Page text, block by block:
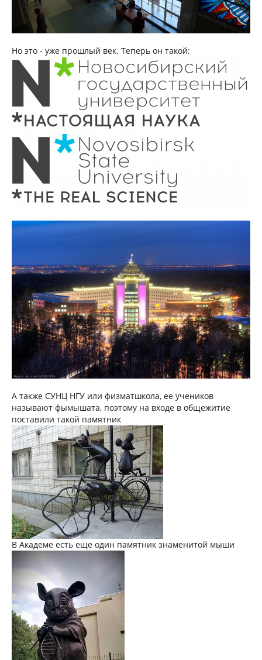
Но это - уже прошлый век. Теперь он такой:
А также СУНЦ НГУ или физматшкола, ее учеников
называют фымышата, поэтому на входе в общежитие
поставили такой памятник
В Академе есть еще один памятник знаменитой мыши